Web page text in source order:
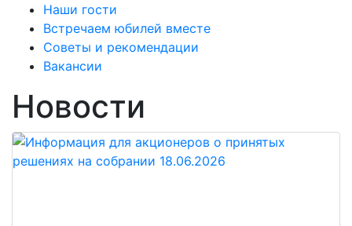
Наши гости
Встречаем юбилей вместе
Советы и рекомендации
Вакансии
Новости